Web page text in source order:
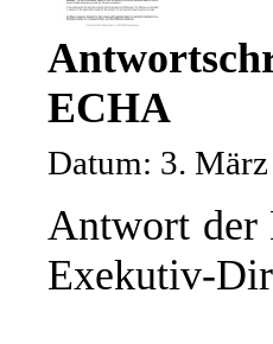
ECHA
Datum: 3.
Antwort der
Exekutiv-